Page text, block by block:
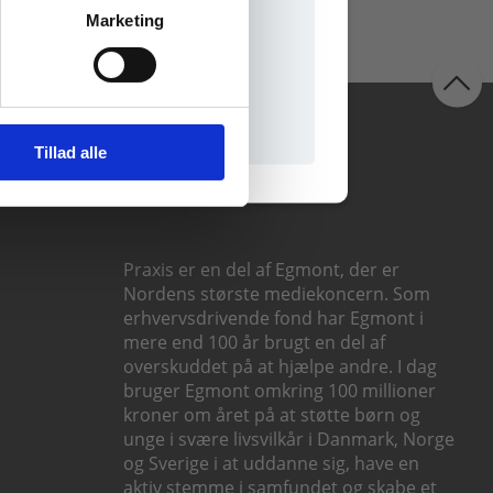
Marketing
Tillad alle
Praxis er en del af Egmont, der er
Nordens største mediekoncern. Som
erhvervsdrivende fond har Egmont i
mere end 100 år brugt en del af
overskuddet på at hjælpe andre. I dag
bruger Egmont omkring 100 millioner
kroner om året på at støtte børn og
unge i svære livsvilkår i Danmark, Norge
og Sverige i at uddanne sig, have en
aktiv stemme i samfundet og skabe et